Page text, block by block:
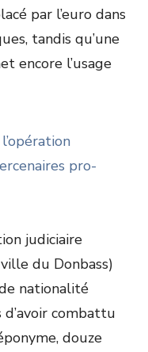
par l’euro dans
tandis qu’une
encore l’usage
pro-
judiciaire
du Donbass)
nationalité
combattu
douze